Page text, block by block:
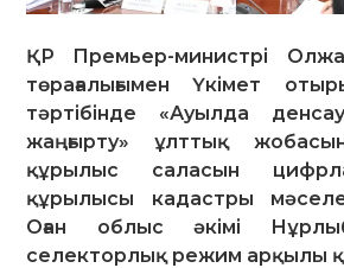
ҚР Премьер-министрі
төрағалығымен Үкімет
тәртібінде «Ауылда
жаңғырту» ұлттық
құрылыс саласын
құрылысы кадастры
Оған облыс әкімі
селекторлық режим арқылы